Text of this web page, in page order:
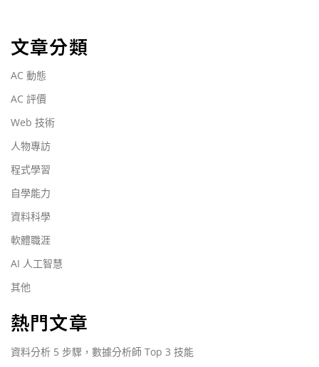
文章分類
AC 動態
AC 評價
Web 技術
人物專訪
程式學習
自學能力
資料科學
軟體職涯
AI 人工智慧
其他
熱門文章
資料分析 5 步驟，數據分析師 Top 3 技能